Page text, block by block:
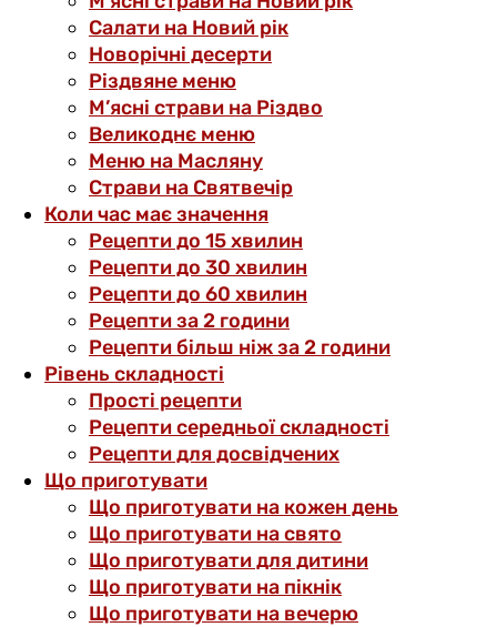
Салати на Новий рік
Новорічні десерти
Різдвяне меню
М’ясні страви на Різдво
Великоднє меню
Меню на Масляну
Страви на Святвечір
Коли час має значення
Рецепти до 15 хвилин
Рецепти до 30 хвилин
Рецепти до 60 хвилин
Рецепти за 2 години
Рецепти більш ніж за 2 години
Рівень складності
Прості рецепти
Рецепти середньої складності
Рецепти для досвідчених
Що приготувати
Що приготувати на кожен день
Що приготувати на свято
Що приготувати для дитини
Що приготувати на пікнік
Що приготувати на вечерю